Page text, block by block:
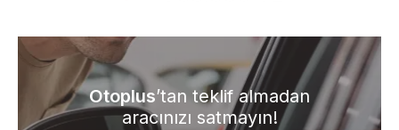
Otoplus’tan teklif almadan
aracınızı satmayın!